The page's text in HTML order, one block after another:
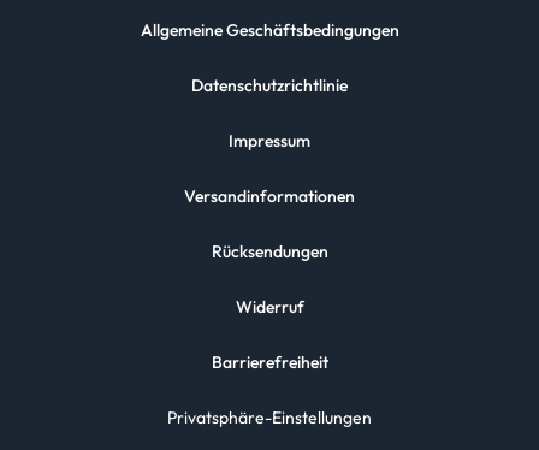
Allgemeine Geschäftsbedingungen
Datenschutzrichtlinie
Impressum
Versandinformationen
Rücksendungen
Widerruf
Barrierefreiheit
Privatsphäre-Einstellungen